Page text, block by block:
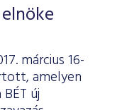
március 16-
amelyen
új